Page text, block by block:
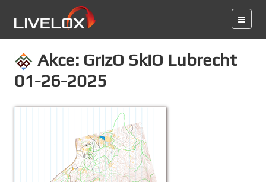
Akce: GrizO SkiO Lubrecht
01-26-2025